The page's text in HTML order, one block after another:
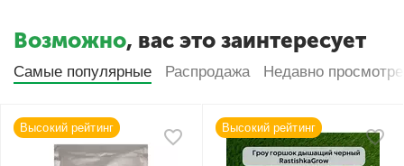
Возможно, вас это заинтересует
Самые популярные Распродажа Недавно
Высокий рейтинг Высокий рейтинг